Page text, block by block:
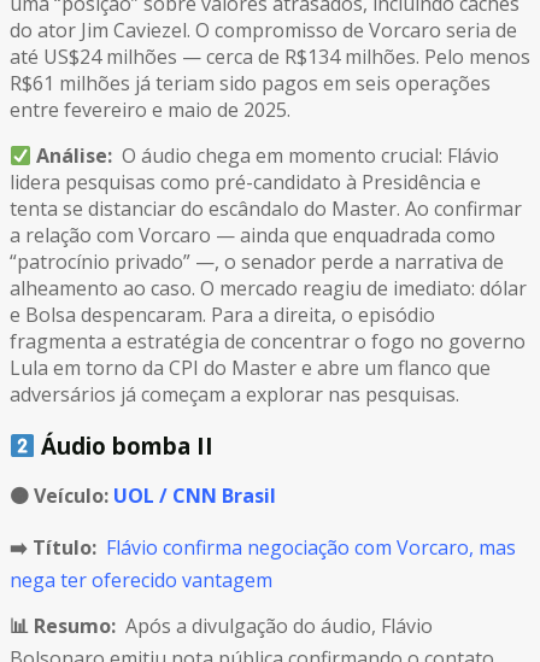
do ator Jim Caviezel. O compromisso de Vorcaro seria de
até US$24 milhões — cerca de R$134 milhões. Pelo menos
R$61 milhões já teriam sido pagos em seis operações
entre fevereiro e maio de 2025.
Análise:O áudio chega em momento crucial: Flávio
lidera pesquisas como pré-candidato à Presidência e
tenta se distanciar do escândalo do Master. Ao confirmar
a relação com Vorcaro — ainda que enquadrada como
“patrocínio privado” —, o senador perde a narrativa de
alheamento ao caso. O mercado reagiu de imediato: dólar
e Bolsa despencaram. Para a direita, o episódio
fragmenta a estratégia de concentrar o fogo no governo
Lula em torno da CPI do Master e abre um flanco que
adversários já começam a explorar nas pesquisas.
Áudio bomba II
🟠Veículo: UOL / CNN Brasil
➡️ Título: Flávio confirma negociação com Vorcaro, mas
nega ter oferecido vantagem
📊 Resumo: Após a divulgação do áudio, Flávio